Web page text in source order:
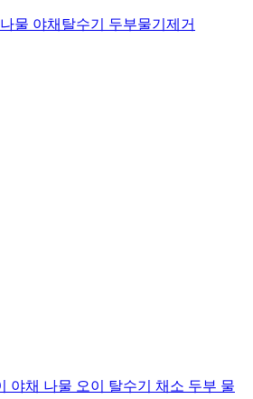
물 야채탈수기 두부물기제거
야채 나물 오이 탈수기 채소 두부 물